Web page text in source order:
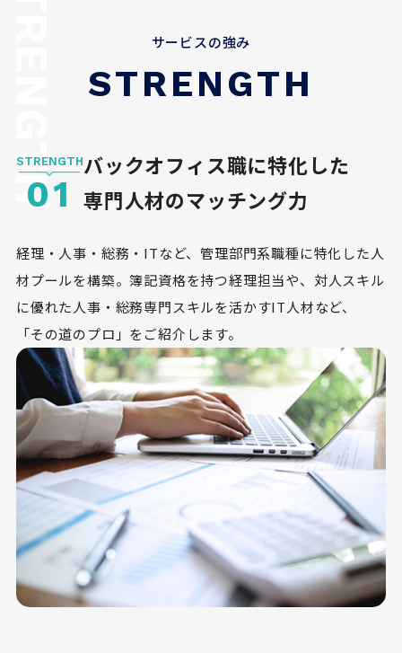
サービスの強み
STRENGTH
STRENGTH
01
バックオフィス職に特化した
専門人材のマッチング力
経理・人事・総務・ITなど、管理部門系職種に特化した人
材プールを構築。簿記資格を持つ経理担当や、対人スキル
に優れた人事・総務専門スキルを活かすIT人材など、
「その道のプロ」をご紹介します。